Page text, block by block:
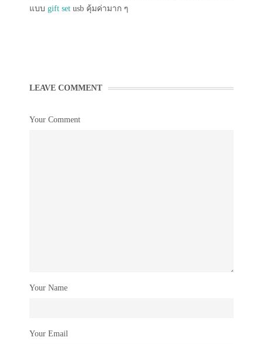
แบบ gift set usb คุ้มค่ามาก ๆ
LEAVE COMMENT
Your Comment
Your Name
Your Email